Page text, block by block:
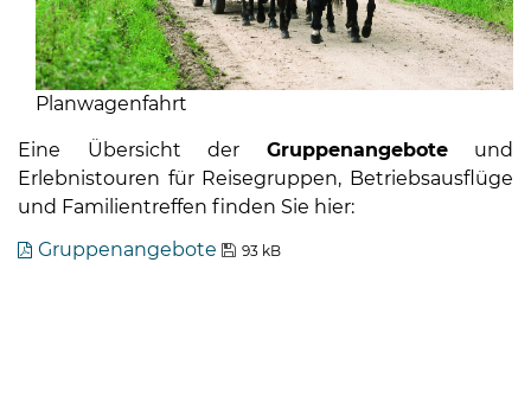
Planwagenfahrt
Eine Übersicht der Gruppenangeboteund
Erlebnistouren für Reisegruppen, Betriebsausflüge
und Familientreffen finden Sie hier:
Gruppenangebote
93 kB